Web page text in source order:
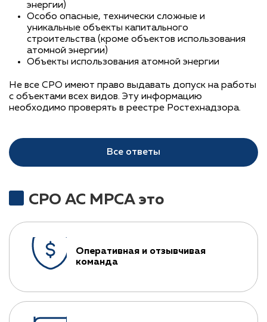
энергии)
Особо опасные, технически сложные и
уникальные объекты капитального
строительства (кроме объектов использования
атомной энергии)
Объекты использования атомной энергии
Не все СРО имеют право выдавать допуск на работы
с объектами всех видов. Эту информацию
необходимо проверять в реестре Ростехнадзора.
Все ответы
СРО АС МРСА это
Оперативная и отзывчивая
команда